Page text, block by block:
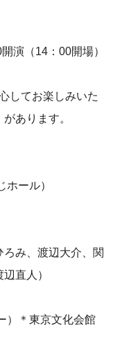
演（14：00開場）
してお楽しみいた
あります。
ール）
み、渡辺大介、関
直人）
）＊東京文化会館